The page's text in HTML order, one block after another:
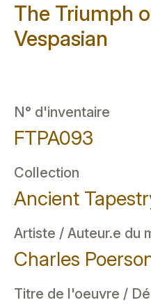
The Triumph
Vespasian
N° d'inventaire
FTPA093
Collection
Ancient
Artiste / Auteur.e du
Charles
Titre de l'oeuvre /